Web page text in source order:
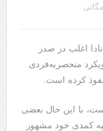
اغلب در صدر
منحصربه‌فردی
کرده است.
با این حال بعضی
کمدی خود مشهور